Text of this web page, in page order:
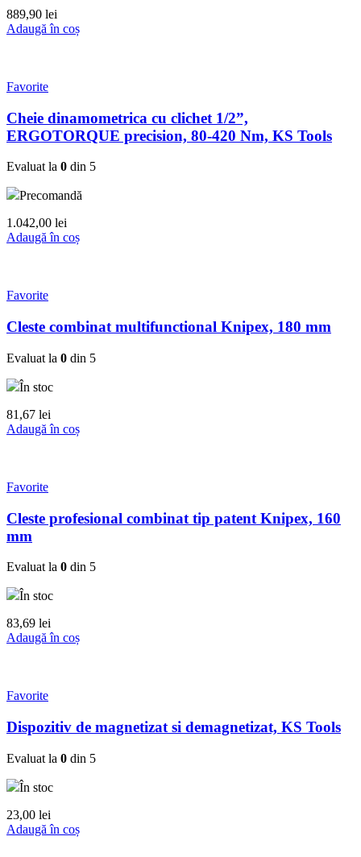
889,90 lei
Adaugă în coș
Favorite
Cheie dinamometrica cu clichet 1/2”,
ERGOTORQUE precision, 80-420 Nm, KS Tools
Evaluat la 0 din 5
Precomandă
1.042,00 lei
Adaugă în coș
Favorite
Cleste combinat multifunctional Knipex, 180 mm
Evaluat la 0 din 5
În stoc
81,67 lei
Adaugă în coș
Favorite
Cleste profesional combinat tip patent Knipex, 160
mm
Evaluat la 0 din 5
În stoc
83,69 lei
Adaugă în coș
Favorite
Dispozitiv de magnetizat si demagnetizat, KS Tools
Evaluat la 0 din 5
În stoc
23,00 lei
Adaugă în coș